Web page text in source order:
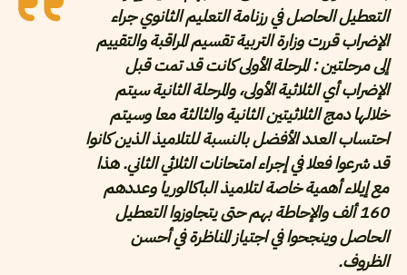
التعطيل الحاصل في رزنامة التعليم الثانوي جراء
الإضراب قررت وزارة التربية تقسيم المراقبة والتقييم
إلى مرحلتين : المرحلة الأولى كانت قد تمت قبل
الإضراب أي الثلاثية الأولى، والمرحلة الثانية سيتم
خلالها دمج الثلاثيتين الثانية والثالثة معا وسيتم
احتساب العدد الأفضل بالنسبة للتلاميذ الذين كانوا
قد شرعوا فعلا في إجراء امتحانات الثلاثي الثاني. هذا
مع إيلاء أهمية خاصة لتلاميذ الباكالوريا وعددهم
160 ألف والإحاطة بهم حتى يتجاوزوا التعطيل
الحاصل وينجحوا في اجتياز المناظرة في أحسن
الظروف.